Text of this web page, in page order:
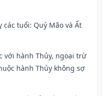
các tuổi: Quý Mão và Ất
với hành Thủy, ngoại trừ
hành Thủy không sợ